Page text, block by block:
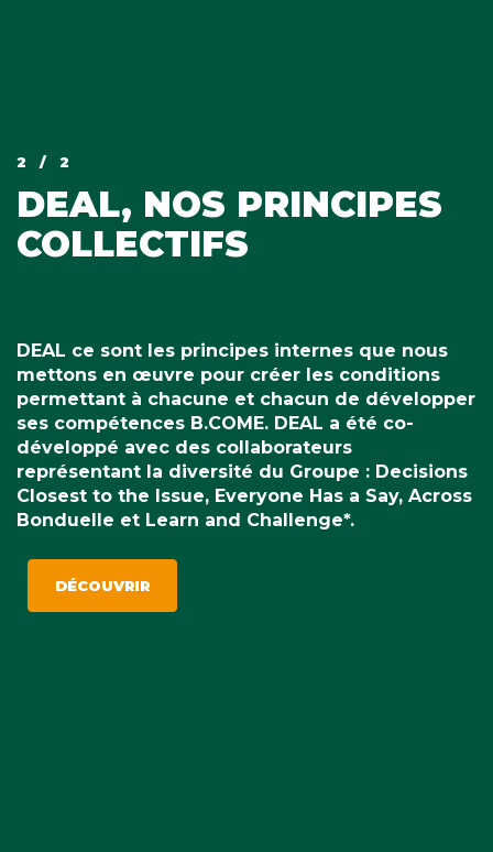
2 / 2
DEAL, NOS PRINCIPES
COLLECTIFS
DEAL ce sont les principes internes que nous
mettons en œuvre pour créer les conditions
permettant à chacune et chacun de développer
ses compétences B.COME. DEAL a été co-
développé avec des collaborateurs
représentant la diversité du Groupe : Decisions
Closest to the Issue, Everyone Has a Say, Across
Bonduelle et Learn and Challenge*.
DÉCOUVRIR